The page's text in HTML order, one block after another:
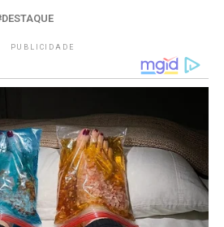
DESTAQUE
PUBLICIDADE